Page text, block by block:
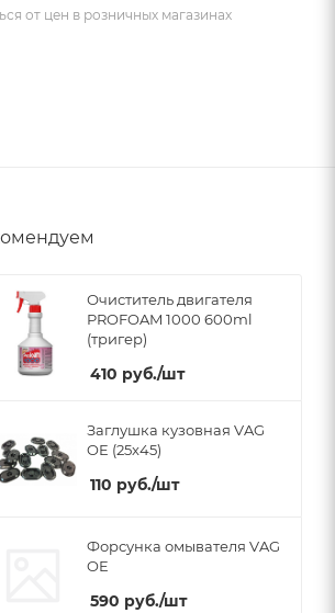
от цен в розничных магазинах
Очиститель двигателя
PROFOAM 1000 600ml
(тригер)
410 руб./шт
Заглушка кузовная VAG
OE (25x45)
110 руб./шт
Форсунка омывателя VAG
OE
590 руб./шт